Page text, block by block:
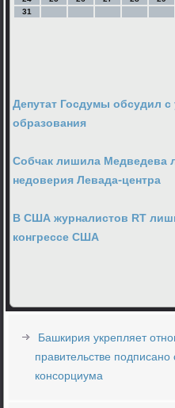
31
Депутат Госдумы обсудил
образования
Собчак лишила Медведева
недоверия Левада-центра
В США журналистов RT
конгрессе США
Башкирия укрепляет
правительстве
консорциума